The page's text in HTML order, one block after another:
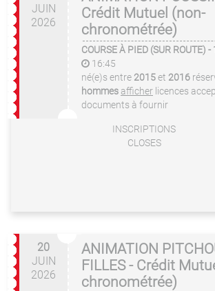
JUIN
2026
Crédit Mutuel (non-
chronométrée)
COURSE À PIED (SUR ROUTE) -
16:45
né(e)s entre 2015et 2016
hommesafficher licences
documents à fournir
INSCRIPTIONS
CLOSES
20
JUIN
2026
ANIMATION
FILLES - Crédit
chronométrée)